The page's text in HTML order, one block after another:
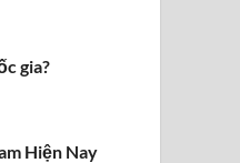
gia?
Hiện Nay